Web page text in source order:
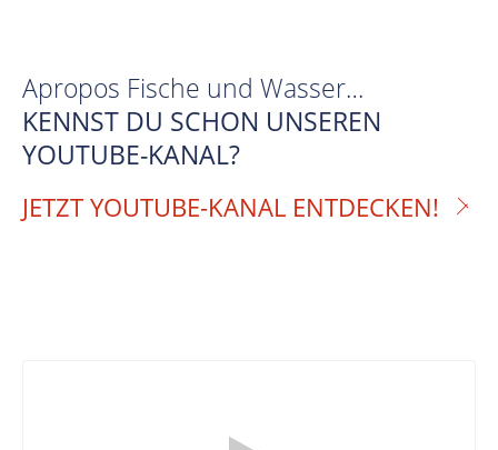
Apropos Fische und Wasser…
KENNST DU SCHON UNSEREN
YOUTUBE-KANAL?
JETZT YOUTUBE-KANAL ENTDECKEN!